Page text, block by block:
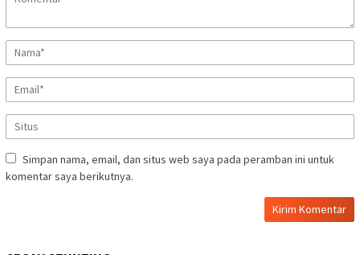
Simpan nama, email, dan situs web saya pada peramban ini untuk
komentar saya berikutnya.